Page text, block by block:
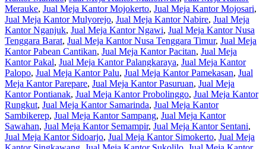
Merauke, Jual Meja Kantor Mojokerto, Jual Meja Kantor Mojosari,
Jual Meja Kantor Mulyorejo, Jual Meja Kantor Nabire, Jual Meja
Kantor Nganjuk, Jual Meja Kantor Ngawi, Jual Meja Kantor Nusa
Tenggara Barat, Jual Meja Kantor Nusa Tenggara Timur, Jual Meja
Kantor Pabean Cantikan, Jual Meja Kantor Pacitan, Jual Meja
Kantor Pakal, Jual Meja Kantor Palangkaraya, Jual Meja Kantor
Palopo, Jual Meja Kantor Palu, Jual Meja Kantor Pamekasan, Jual
Meja Kantor Parepare, Jual Meja Kantor Pasuruan, Jual Meja
Kantor Pontianak, Jual Meja Kantor Probolinggo, Jual Meja Kantor
Rungkut, Jual Meja Kantor Samarinda, Jual Meja Kantor
Sambikerep, Jual Meja Kantor Sampang, Jual Meja Kantor
Sawahan, Jual Meja Kantor Semampir, Jual Meja Kantor Sentani,
Jual Meja Kantor Sidoarjo, Jual Meja Kantor Simokerto, Jual Meja